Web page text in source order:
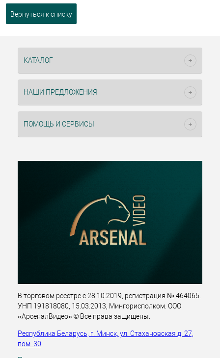
Вернуться к списку
КАТАЛОГ
НАШИ ПРЕДЛОЖЕНИЯ
ПОМОЩЬ И СЕРВИСЫ
В торговом реестре с 28.10.2019, регистрация № 464065.
УНП 191818080, 15.03.2013, Мингорисполком. ООО
«АрсеналВидео» © Все права защищены.
Республика Беларусь, г. Минск, ул. Стахановская д. 27,
пом. 30